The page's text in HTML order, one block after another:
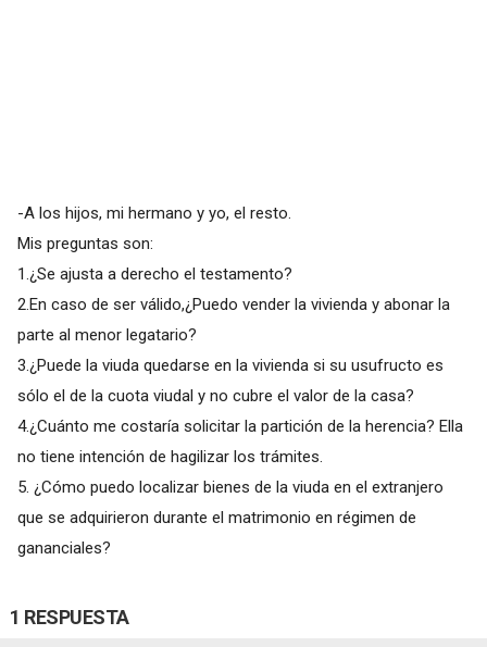
-A los hijos, mi hermano y yo, el resto.
Mis preguntas son:
1.¿Se ajusta a derecho el testamento?
2.En caso de ser válido,¿Puedo vender la vivienda y abonar la
parte al menor legatario?
3.¿Puede la viuda quedarse en la vivienda si su usufructo es
sólo el de la cuota viudal y no cubre el valor de la casa?
4.¿Cuánto me costaría solicitar la partición de la herencia? Ella
no tiene intención de hagilizar los trámites.
5. ¿Cómo puedo localizar bienes de la viuda en el extranjero
que se adquirieron durante el matrimonio en régimen de
gananciales?
1 RESPUESTA